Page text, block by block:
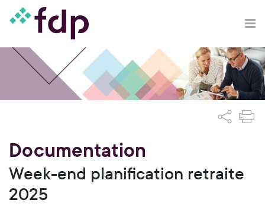
Documentation
Week-end planification retraite
2025